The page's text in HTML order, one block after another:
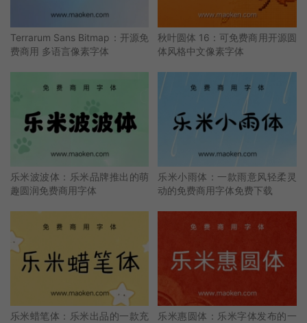
Terrarum Sans Bitmap：开源免
费商用 多语言像素字体
秋叶圆体 16：可免费商用开源圆
体风格中文像素字体
乐米波波体：乐米品牌推出的萌
趣圆润免费商用字体
乐米小雨体：一款雨意风轻柔灵
动的免费商用字体免费下载
乐米蜡笔体：乐米出品的一款充
乐米惠圆体：乐米字体发布的一